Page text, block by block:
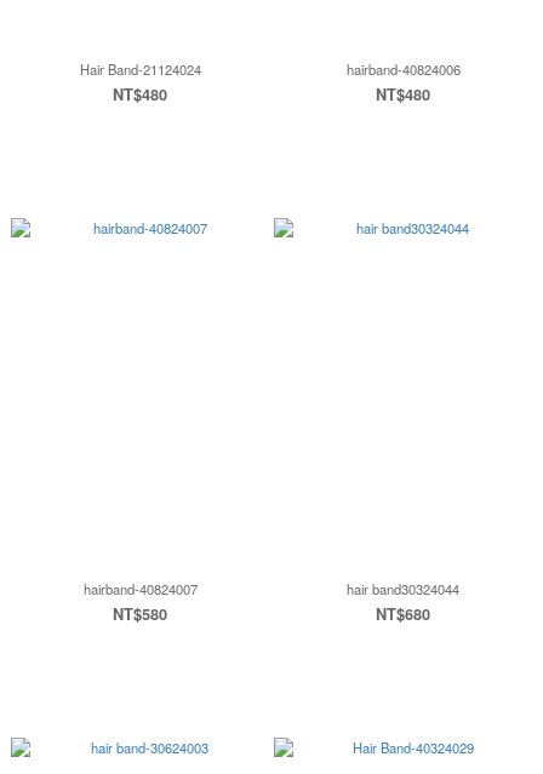
Hair Band-21124024
NT$480
hairband-40824006
NT$480
hairband-40824007
NT$580
hair band30324044
NT$680